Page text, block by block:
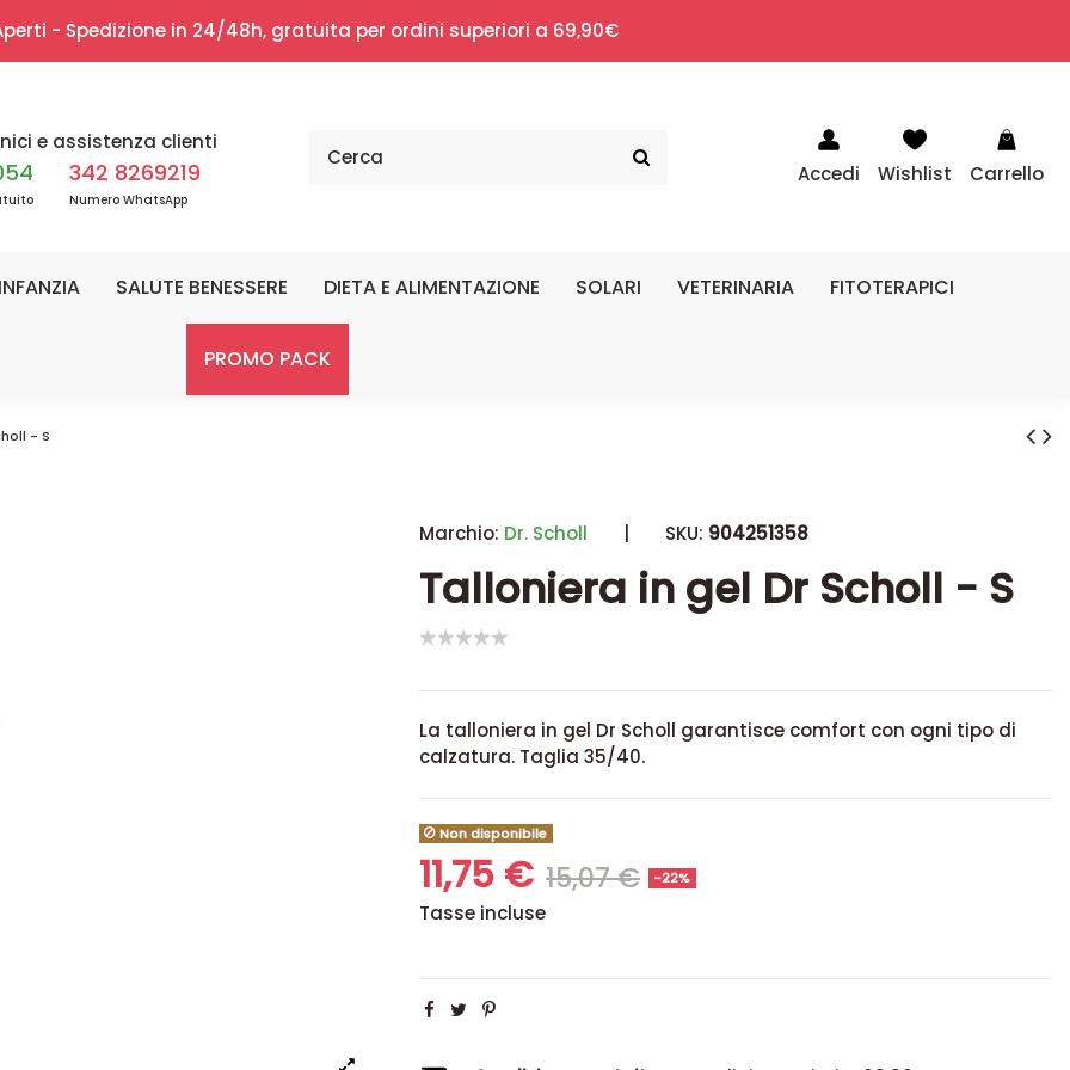
- Spedizione in 24/48h, gratuita per ordini superiori a 69,90€
e assistenza clienti
342 8269219
Numero WhatsApp
Accedi Wishlist Carrello
SALUTE BENESSERE DIETA E ALIMENTAZIONE SOLARI VETERINARIA FITOTERAPICI
PROMO PACK
- S
Marchio: Dr. Scholl | SKU: 904251358
Talloniera in gel Dr Scholl - S
La talloniera in gel Dr Scholl garantisce comfort con ogni tipo di
calzatura. Taglia 35/40.
Non disponibile
11,75 € 15,07 € -22%
Tasse incluse